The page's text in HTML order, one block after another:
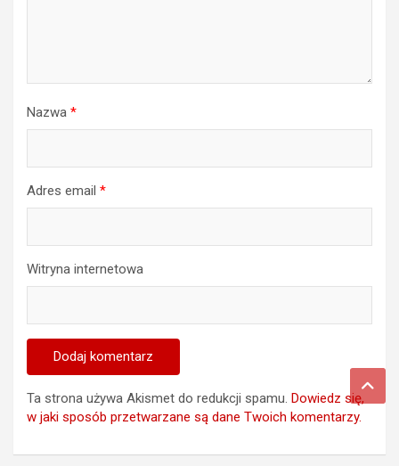
Nazwa *
Adres email *
Witryna internetowa
Ta strona używa Akismet do redukcji spamu. Dowiedz się,
w jaki sposób przetwarzane są dane Twoich komentarzy.